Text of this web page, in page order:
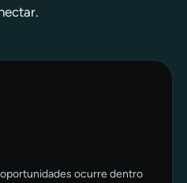
ocurre dentro